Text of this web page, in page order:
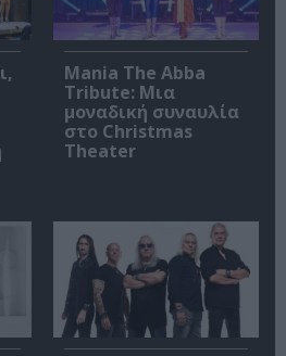
Mania The Abba
Tribute: Μια
μοναδική συναυλία
στο Christmas
Theater